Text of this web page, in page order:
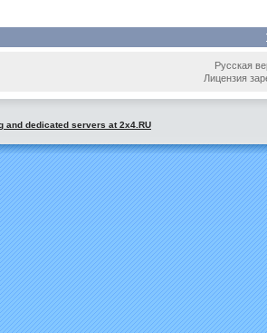
Русская
Лицензия
and dedicated servers at 2x4.RU